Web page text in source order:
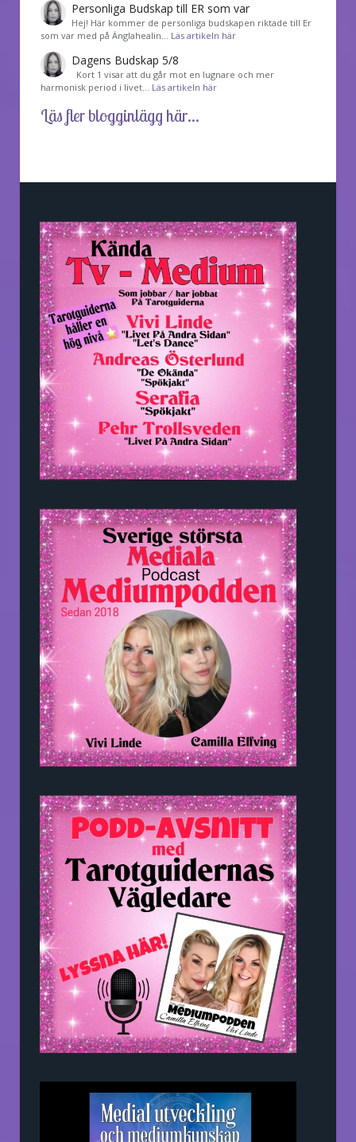
Personliga Budskap till ER som var
Hej! Här kommer de personliga budskapen riktade till Er
som var med på Änglahealin… Läs artikeln här
Dagens Budskap 5/8
Kort 1 visar att du går mot en lugnare och mer
harmonisk period i livet… Läs artikeln här
Läs fler blogginlägg här...